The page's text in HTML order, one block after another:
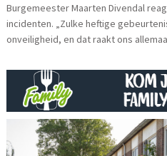
Burgemeester Maarten Divendal
incidenten. „Zulke heftige
onveiligheid, en dat raakt ons